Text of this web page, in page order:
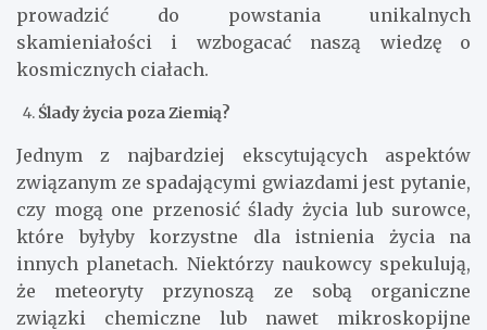
prowadzić do powstania unikalnych
skamieniałości i wzbogacać naszą wiedzę o
kosmicznych ciałach.
Ślady życia poza Ziemią?
Jednym z najbardziej ekscytujących aspektów
związanym ze spadającymi gwiazdami jest pytanie,
czy mogą one przenosić ślady życia lub surowce,
które byłyby korzystne dla istnienia życia na
innych planetach. Niektórzy naukowcy spekulują,
że meteoryty przynoszą ze sobą organiczne
związki chemiczne lub nawet mikroskopijne